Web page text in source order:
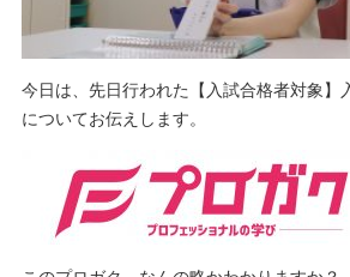
今日は、先日行われた【入試合格者対象】
についてお伝えします。